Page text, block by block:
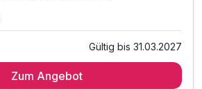
vom Buffet
Gültig bis 31.03.2027
Zum Angebot